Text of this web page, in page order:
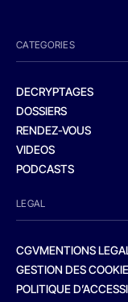
CATEGORIES
DECRYPTAGES
DOSSIERS
RENDEZ-VOUS
VIDEOS
PODCASTS
LEGAL
CGVMENTIONS
GESTION DES
POLITIQUE